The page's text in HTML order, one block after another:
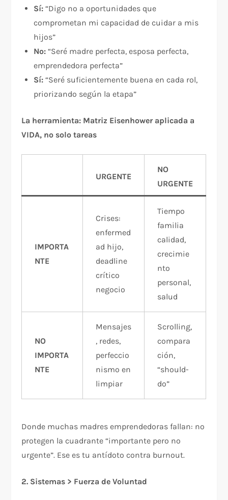
Sí: “Digo no a oportunidades que
comprometan mi capacidad de cuidar a mis
hijos”
No: “Seré madre perfecta, esposa perfecta,
emprendedora perfecta”
Sí: “Seré suficientemente buena en cada rol,
priorizando según la etapa”
La herramienta: Matriz Eisenhower aplicada a
VIDA, no solo tareas
URGENTE
NO
URGENTE
IMPORTA
NTE
Crises:
enfermed
ad hijo,
deadline
crítico
negocio
Tiempo
familia
calidad,
crecimie
nto
personal,
salud
NO
IMPORTA
NTE
Mensajes
, redes,
perfeccio
nismo en
limpiar
Scrolling,
compara
ción,
“should-
do”
Donde muchas madres emprendedoras fallan: no
protegen la cuadrante “importante pero no
urgente”. Ese es tu antídoto contra burnout.​
2. Sistemas > Fuerza de Voluntad